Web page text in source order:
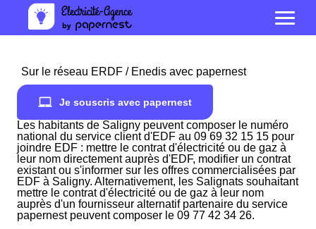
Sur le réseau ERDF / Enedis avec papernest
Je souscris avec papernest
Les habitants de Saligny peuvent composer le numéro
national du service client d'EDF au 09 69 32 15 15 pour
joindre EDF : mettre le contrat d'électricité ou de gaz à
leur nom directement auprès d'EDF, modifier un contrat
existant ou s'informer sur les offres commercialisées par
EDF à Saligny. Alternativement, les Salignats souhaitant
mettre le contrat d'électricité ou de gaz à leur nom
auprès d'un fournisseur alternatif partenaire du service
papernest peuvent composer le 09 77 42 34 26.